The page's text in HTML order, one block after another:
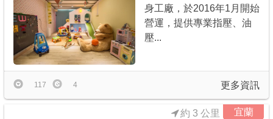
身工廠，於2016年1月開始
營運，提供專業指壓、油
壓...
更多資訊
117 4
宜蘭
約 3 公里